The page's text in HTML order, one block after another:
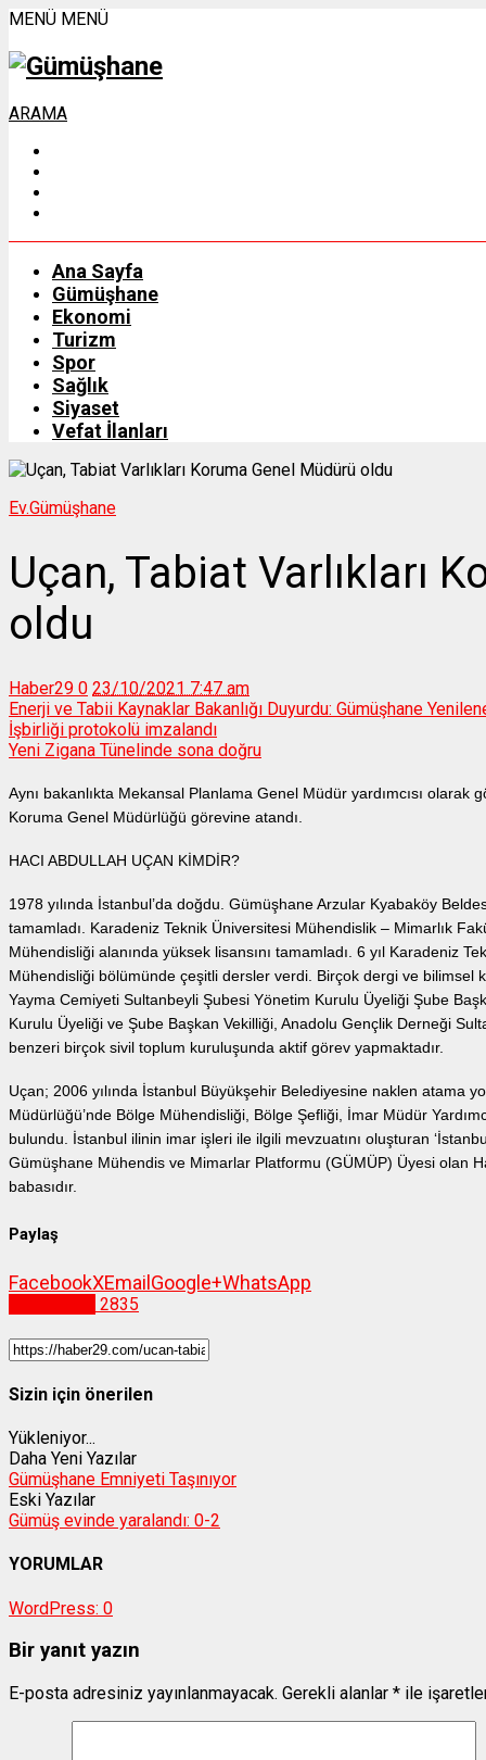
MENÜ MENÜ
ARAMA
Ana Sayfa
Gümüşhane
Ekonomi
Turizm
Spor
Sağlık
Siyaset
Vefat İlanları
Ev.Gümüşhane
Uçan, Tabiat Varlıkları
oldu
Haber29 0 23/10/2021 7:47 am
Enerji ve Tabii Kaynaklar Bakanlığı Duyurdu: Gümüşhane
İşbirliği protokolü imzalandı
Yeni Zigana Tünelinde sona doğru
Aynı bakanlıkta Mekansal Planlama Genel Müdür yardımcısı olarak
Koruma Genel Müdürlüğü görevine atandı.
HACI ABDULLAH UÇAN KİMDİR?
1978 yılında İstanbul’da doğdu. Gümüşhane Arzular Kyabaköy
tamamladı. Karadeniz Teknik Üniversitesi Mühendislik – Mimarlık
Mühendisliği alanında yüksek lisansını tamamladı. 6 yıl Karadeniz
Mühendisliği bölümünde çeşitli dersler verdi. Birçok dergi ve bilimsel
Yayma Cemiyeti Sultanbeyli Şubesi Yönetim Kurulu Üyeliği Şube
Kurulu Üyeliği ve Şube Başkan Vekilliği, Anadolu Gençlik Derneği
benzeri birçok sivil toplum kuruluşunda aktif görev yapmaktadır.
Uçan; 2006 yılında İstanbul Büyükşehir Belediyesine naklen atama
Müdürlüğü’nde Bölge Mühendisliği, Bölge Şefliği, İmar Müdür
bulundu. İstanbul ilinin imar işleri ile ilgili mevzuatını oluşturan
Gümüşhane Mühendis ve Mimarlar Platformu (GÜMÜP) Üyesi olan
babasıdır.
Paylaş
FacebookXEmail Google+WhatsApp
2835
Sizin için önerilen
Yükleniyor...
Daha Yeni Yazılar
Gümüşhane Emniyeti Taşınıyor
Eski Yazılar
Gümüş evinde yaralandı: 0-2
YORUMLAR
WordPress: 0
Bir yanıt yazın
E-posta adresiniz yayınlanmayacak. Gerekli alanlar * ile